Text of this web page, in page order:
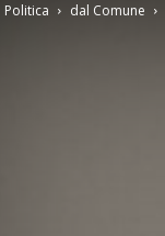
Politica dal Comune